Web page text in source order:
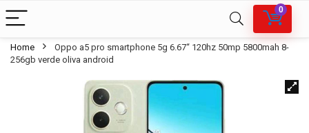
0
Home
Oppo a5 pro smartphone 5g 6.67“ 120hz 50mp 5800mah 8-
256gb verde oliva android